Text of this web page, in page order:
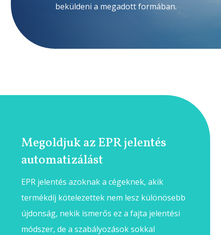
beküldeni a megadott formában.
Megoldjuk az EPR jelentés
automatizálást
EPR jelentés azoknak a cégeknek, akik
termékdíj kötelezettek nem lesz különösebb
újdonság, nekik ismerős ez a fajta jelentési
módszer, de a szabályozások sokkal